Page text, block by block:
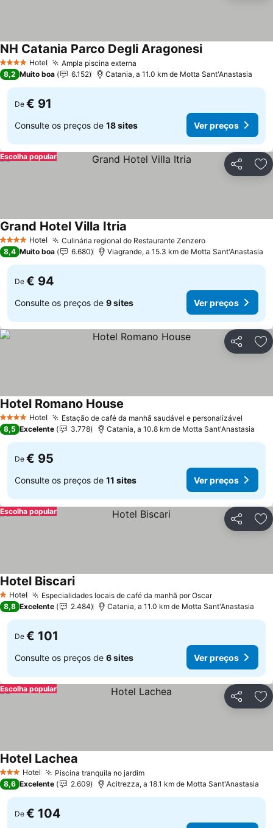
4 EstrelasHotel Ampla piscina externa
NH Catania Parco Degli Aragonesi
8,2 Muito boa 6.152 Catania, a 11.0 km de Motta Sant'Anastasia
De € 91
Consulte os preços de 18 sites Ver preços
Partilhar
Escolha popular
4 EstrelasHotel Culinária regional do Restaurante Zenzero
Grand Hotel Villa Itria
8,4 Muito boa 6.680 Viagrande, a 15.3 km de Motta Sant'Anastasia
De € 94
Consulte os preços de 9 sites Ver preços
Partilhar
4 EstrelasHotel Estação de café da manhã saudável e personalizável
Hotel Romano House
8,5 Excelente 3.778 Catania, a 10.8 km de Motta Sant'Anastasia
De € 95
Consulte os preços de 11 sites Ver preços
Partilhar
Escolha popular
1 Estrelas
Hotel Especialidades locais de café da manhã por Oscar
Hotel Biscari
8,8 Excelente 2.484 Catania, a 11.0 km de Motta Sant'Anastasia
De € 101
Consulte os preços de 6 sites Ver preços
Partilhar
Escolha popular
3 EstrelasHotel Piscina tranquila no jardim
Hotel Lachea
8,6 Excelente 2.609 Acitrezza, a 18.1 km de Motta Sant'Anastasia
De € 104